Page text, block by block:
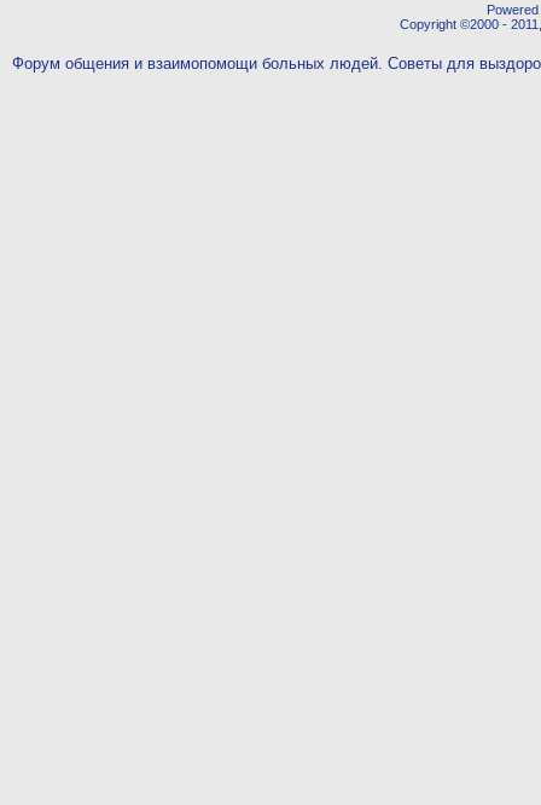
Copyright ©2000 -
Форум общения и взаимопомощи больных людей. Советы для